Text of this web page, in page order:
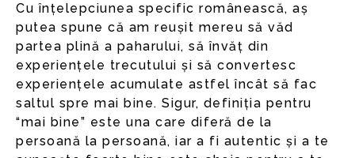
Cu înțelepciunea specific românească, aș
putea spune că am reușit mereu să văd
partea plină a paharului, să învăț din
experiențele trecutului și să convertesc
experiențele acumulate astfel încât să fac
saltul spre mai bine. Sigur, definiția pentru
“mai bine” este una care diferă de la
persoană la persoană, iar a fi autentic și a te